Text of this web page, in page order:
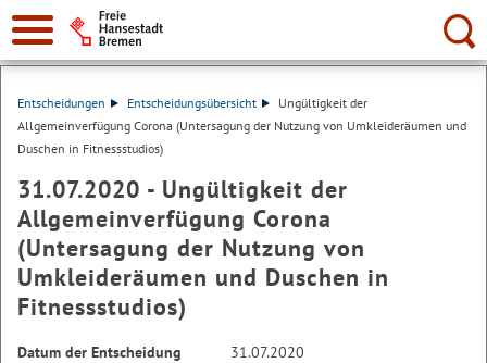
Suche:
Entscheidungen Entscheidungsübersicht
Ungültigkeit der
Allgemeinverfügung Corona (Untersagung der Nutzung von Umkleideräumen und
Duschen in Fitnessstudios)
31.07.2020 - Ungültigkeit der
Allgemeinverfügung Corona
(Untersagung der Nutzung von
Umkleideräumen und Duschen in
Fitnessstudios)
Datum der Entscheidung 31.07.2020